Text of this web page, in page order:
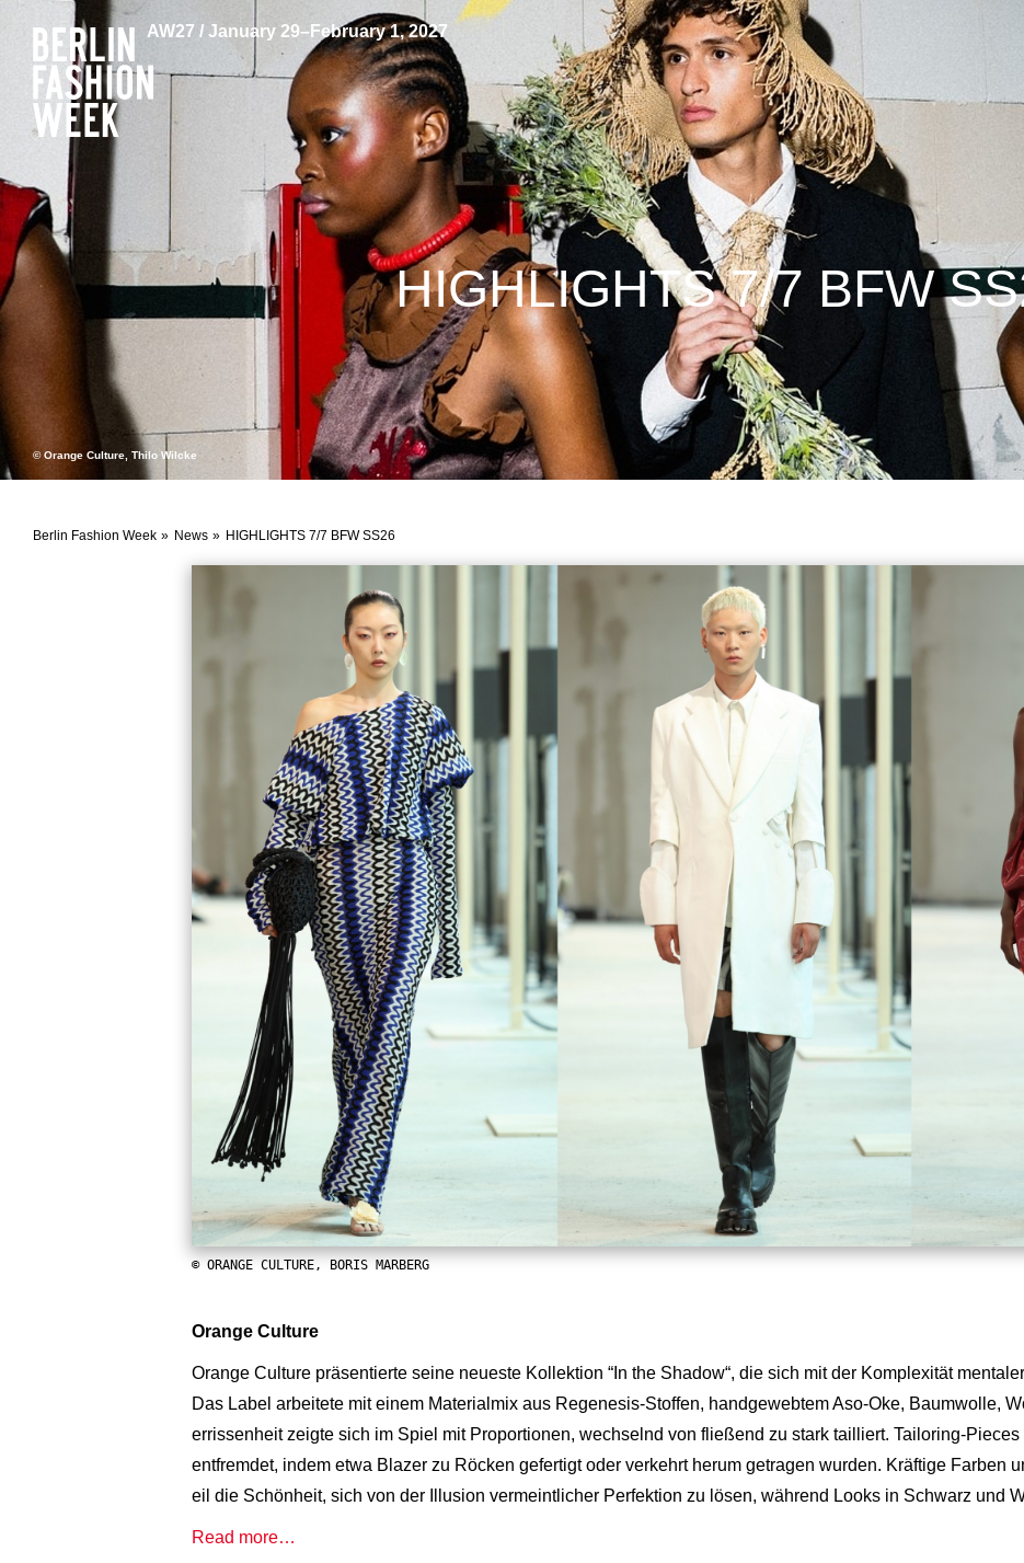
AW27 / January 29–February 1, 2027
Berlin Fashion Week News HIGHLIGHTS 7/7 BFW SS26
HIGHLIGHTS 7/7 BFW
© Orange Culture, Thilo Wilcke
© ORANGE CULTURE, BORIS MARBERG
Orange Culture
Orange Culture präsentierte seine neueste Kollektion “In the Shadow“, die sich mit der Komplexität
Das Label arbeitete mit einem Materialmix aus Regenesis-Stoffen, handgewebtem Aso-Oke, Baumwolle,
errissenheit zeigte sich im Spiel mit Proportionen, wechselnd von fließend zu stark tailliert. Tailoring-
entfremdet, indem etwa Blazer zu Röcken gefertigt oder verkehrt herum getragen wurden. Kräftige Farben
eil die Schönheit, sich von der Illusion vermeintlicher Perfektion zu lösen, während Looks in Schwarz und
Read more…